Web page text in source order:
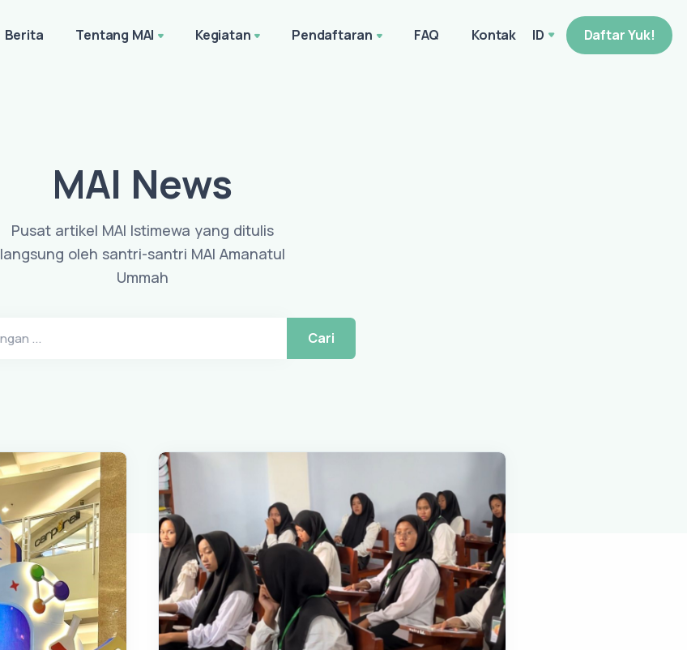
Berita Tentang MAI Kegiatan Pendaftaran FAQ Kontak ID Daftar Yuk!
MAI News
Pusat artikel MAI Istimewa yang ditulis
langsung oleh santri-santri MAI Amanatul
Ummah
Cari